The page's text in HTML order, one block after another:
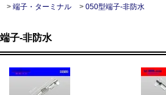
> 端子・ターミナル > 050型端子-非防水
子-非防水